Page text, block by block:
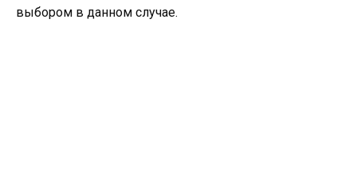
выбором в данном случае.